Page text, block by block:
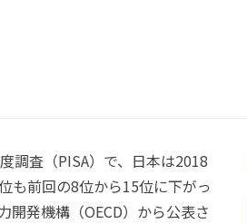
調査（PISA）で、日本は2018
も前回の8位から15位に下がっ
開発機構（OECD）から公表さ